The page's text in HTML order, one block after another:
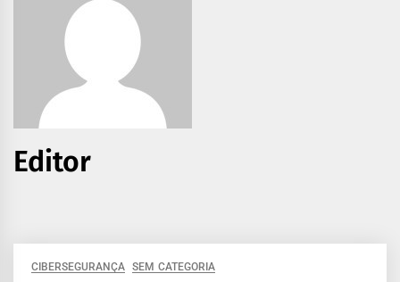
Editor
CIBERSEGURANÇA SEM CATEGORIA